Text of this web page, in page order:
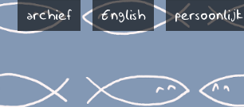
archief English persoonlijk